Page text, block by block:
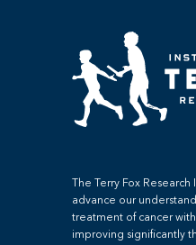
The Terry Fox
advance our
treatment of cancer
improving significantly